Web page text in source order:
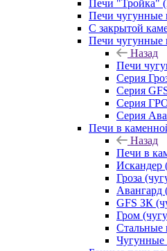
Печи
Печи чугунные
С закрытой
Печи чугунные
Назад
Печи
Серия
Серия
Серия
Серия
Печи в
Назад
Печи в
Искандер
Гроза
Авангард
GFS ЗК
Гром
Стальные
Чугунные